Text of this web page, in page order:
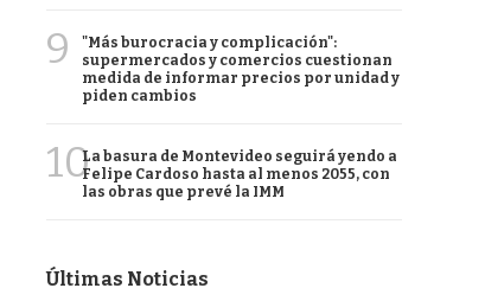
9
"Más burocracia y complicación":
supermercados y comercios cuestionan
medida de informar precios por unidad y
piden cambios
10La basura de Montevideo seguirá yendo a
Felipe Cardoso hasta al menos 2055, con
las obras que prevé la IMM
Últimas Noticias